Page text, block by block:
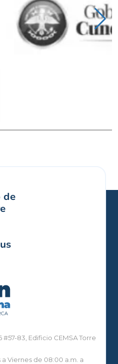
de
83, Edificio CEMSA Torre
Viernes de 08:00 a.m. a